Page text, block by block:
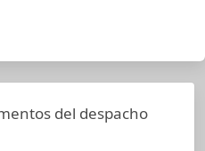
del despacho